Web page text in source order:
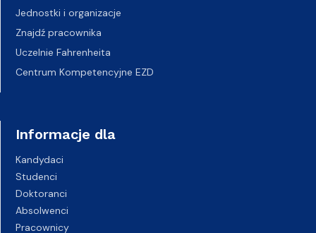
Jednostki i organizacje
Znajdź pracownika
Uczelnie Fahrenheita
Centrum Kompetencyjne EZD
Informacje dla
Kandydaci
Studenci
Doktoranci
Absolwenci
Pracownicy